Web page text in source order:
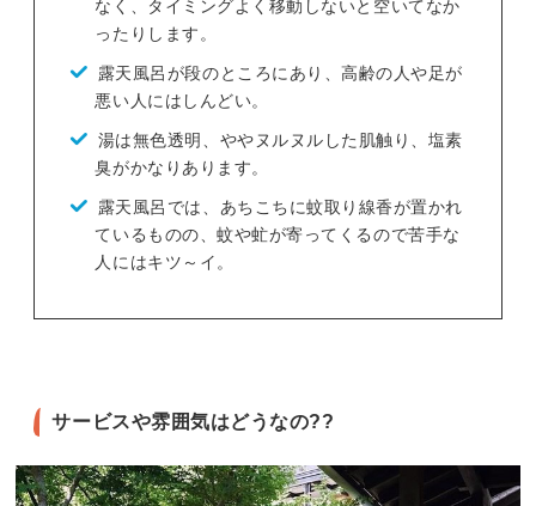
なく、タイミングよく移動しないと空いてなか
ったりします。
露天風呂が段のところにあり、高齢の人や足が
悪い人にはしんどい。
湯は無色透明、ややヌルヌルした肌触り、塩素
臭がかなりあります。
露天風呂では、あちこちに蚊取り線香が置かれ
ているものの、蚊や虻が寄ってくるので苦手な
人にはキツ～イ。
サービスや雰囲気はどうなの??